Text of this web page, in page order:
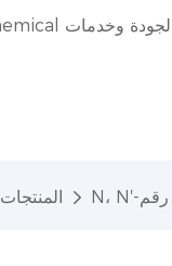
المنتجات